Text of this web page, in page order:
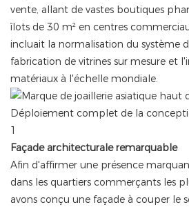
vente, allant de vastes boutiques
îlots de 30 m² en centres
incluait la normalisation du système
fabrication de vitrines sur mesure et
matériaux à l'échelle mondiale.
Façade architecturale remarquable
Afin d'affirmer une présence
dans les quartiers commerçants les
avons conçu une façade à couper le